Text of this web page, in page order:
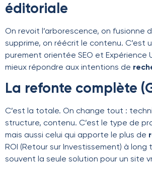
éditoriale
On revoit l’arborescence, on fusionne
supprime, on réécrit le contenu. C’est
purement orientée SEO et Expérience
mieux répondre aux intentions de
La refonte complète
C’est la totale. On change tout :
structure, contenu. C’est le type de
mais aussi celui qui apporte le plus de
ROI (Retour sur Investissement) à long
souvent la seule solution pour un site